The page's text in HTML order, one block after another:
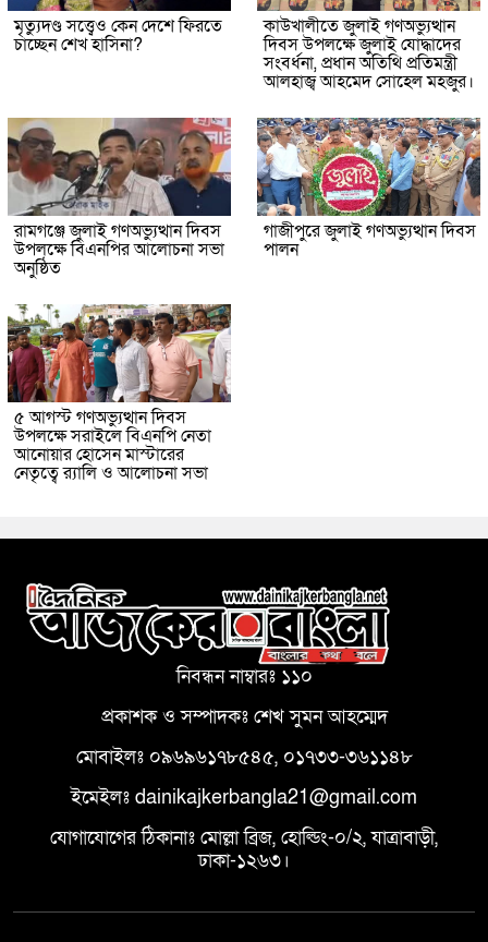
মৃত্যুদণ্ড সত্ত্বেও কেন দেশে ফিরতে
চাচ্ছেন শেখ হাসিনা?
কাউখালীতে জুলাই গণঅভ্যুত্থান
দিবস উপলক্ষে জুলাই যোদ্ধাদের
সংবর্ধনা, প্রধান অতিথি প্রতিমন্ত্রী
আলহাজ্ব আহমেদ সোহেল মহজুর।
রামগঞ্জে জুলাই গণঅভ্যুত্থান দিবস
উপলক্ষে বিএনপির আলোচনা সভা
অনুষ্ঠিত
গাজীপুরে জুলাই গণঅভ্যুত্থান দিবস
পালন
৫ আগস্ট গণঅভ্যুত্থান দিবস
উপলক্ষে সরাইলে বিএনপি নেতা
আনোয়ার হোসেন মাস্টারের
নেতৃত্বে র‍্যালি ও আলোচনা সভা
নিবন্ধন নাম্বারঃ ১১০
প্রকাশক ও সম্পাদকঃ শেখ সুমন আহম্মেদ
মোবাইলঃ ০৯৬৯৬১৭৮৫৪৫, ০১৭৩৩-৩৬১১৪৮
ইমেইলঃ dainikajkerbangla21@gmail.com
যোগাযোগের ঠিকানাঃ মোল্লা ব্রিজ, হোল্ডিং-০/২, যাত্রাবাড়ী,
ঢাকা-১২৬৩।